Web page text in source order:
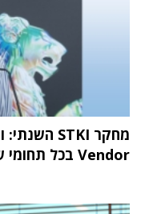
Vendor בכל תחומי שוק ה-IT